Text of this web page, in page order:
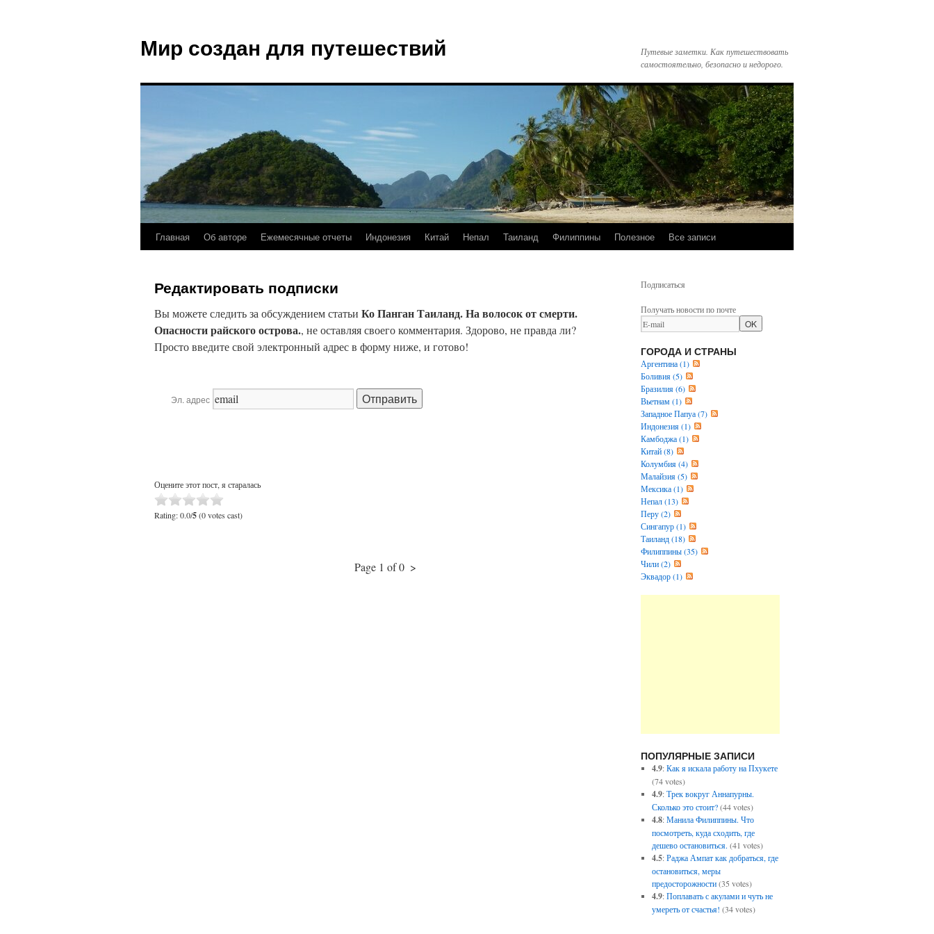
Мир создан для путешествий
Путевые заметки. Как путешествовать
самостоятельно, безопасно и недорого.
Главная Об авторе Ежемесячные отчеты Индонезия Китай Непал Таиланд Филиппины Полезное Все записи
Редактировать подписки
Вы можете следить за обсуждением статьи Ко Панган Таиланд. На волосок от смерти.
Опасности райского острова., не оставляя своего комментария. Здорово, не правда ли?
Просто введите свой электронный адрес в форму ниже, и готово!
Эл. адрес
Оцените этот пост, я старалась
Rating: 0.0/5(0 votes cast)
Page 1 of 0 >
Подписаться
Получать новости по почте
ГОРОДА И СТРАНЫ
Аргентина (1)
Боливия (5)
Бразилия (6)
Вьетнам (1)
Западное Папуа (7)
Индонезия (1)
Камбоджа (1)
Китай (8)
Колумбия (4)
Малайзия (5)
Мексика (1)
Непал (13)
Перу (2)
Сингапур (1)
Таиланд (18)
Филиппины (35)
Чили (2)
Эквадор (1)
ПОПУЛЯРНЫЕ ЗАПИСИ
4.9:Как я искала работу на Пхукете
(74 votes)
4.9:Трек вокруг Аннапурны.
Сколько это стоит?(44 votes)
4.8:Манила Филиппины. Что
посмотреть, куда сходить, где
дешево остановиться. (41 votes)
4.5:Раджа Ампат как добраться, где
остановиться, меры
предосторожности(35 votes)
4.9:Поплавать с акулами и чуть не
умереть от счастья! (34 votes)